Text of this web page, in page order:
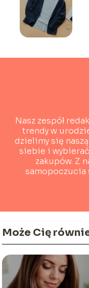
Nasz zespół
trendy w
dzielimy się
siebie i
zakupów. Z
samopoczucia
Może Cię